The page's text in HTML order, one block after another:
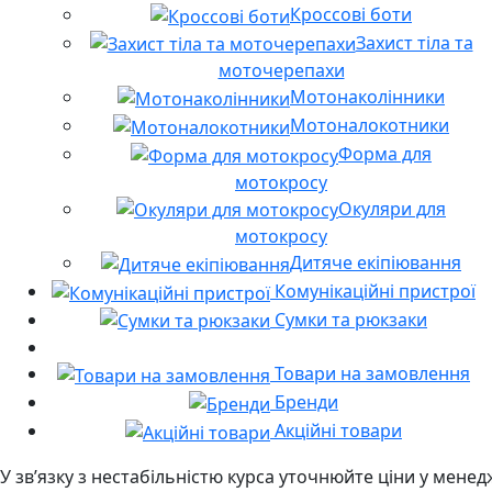
Кроссові боти
Захист тіла та
моточерепахи
Мотонаколінники
Мотоналокотники
Форма для
мотокросу
Окуляри для
мотокросу
Дитяче екіпіювання
Комунікаційні пристрої
Сумки та рюкзаки
Товари на замовлення
Бренди
Акційні товари
У звʼязку з нестабільністю курса уточнюйте ціни у